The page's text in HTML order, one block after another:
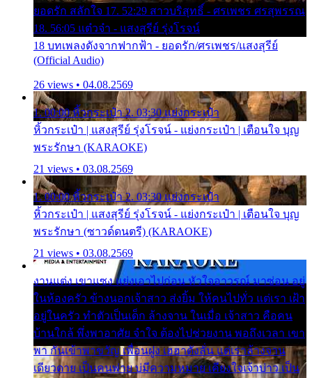
ยอดรัก สลักใจ 17. 52:29 สาวบริสุทธิ์ - ศรเพชร ศรสุพรรณ
18. 56:05 แต๋วจ๋า - แสงสุรีย์ รุ่งโรจน์
18 บทเพลงดังจากฟากฟ้า - ยอดรัก/ศรเพชร/แสงสุรีย์
(Official Audio)
26 views • 04.08.2569
1. 00:00 หิ้วกระเป๋า 2. 03:30 แย่งกระเป๋า
หิ้วกระเป๋า | แสงสุรีย์ รุ่งโรจน์ - แย่งกระเป๋า | เตือนใจ บุญ
พระรักษา (KARAOKE)
21 views • 03.08.2569
1. 00:00 หิ้วกระเป๋า 2. 03:30 แย่งกระเป๋า
หิ้วกระเป๋า | แสงสุรีย์ รุ่งโรจน์ - แย่งกระเป๋า | เตือนใจ บุญ
พระรักษา (ซาวด์ดนตรี) (KARAOKE)
21 views • 03.08.2569
งานแต่ง เขาแซง แย่งเอาไปก่อน หัวใจอาวรณ์ มาซ่อน อยู่
ในห้องครัว ข้างนอกเจ้าสาว ส่งยิ้ม ให้คนไปทั่ว แต่เรา เฝ้า
อยู่ในครัว ทำตัวเป็นเด็ก ล้างจาน ในเมื่อ เจ้าสาว คือคน
บ้านใกล้ พึ่งพาอาศัย จำใจ ต้องไปช่วยงาน พอถึงเวลา เขา
พา กันเข้าพาขวัญ เพื่อนฝูง เฮฮาดังลั่น แต่เราล้างจาน
เดียวดาย เป็นคนพ่าย บ่มีความหมาย เคียงใจเจ้าบ่าว เป็น